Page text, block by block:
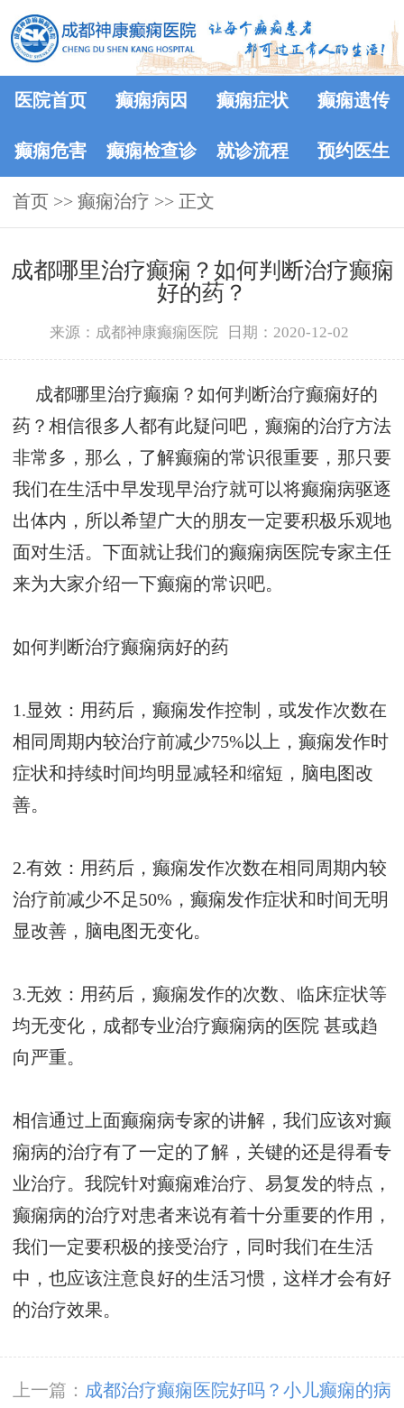
医院首页 癫痫病因 癫痫症状 癫痫遗传
癫痫危害 癫痫检查诊
断
就诊流程 预约医生
首页 >> 癫痫治疗 >> 正文
成都哪里治疗癫痫？如何判断治疗癫痫
好的药？
来源：成都神康癫痫医院 日期：2020-12-02
成都哪里治疗癫痫？如何判断治疗癫痫好的
药？相信很多人都有此疑问吧，癫痫的治疗方法
非常多，那么，了解癫痫的常识很重要，那只要
我们在生活中早发现早治疗就可以将癫痫病驱逐
出体内，所以希望广大的朋友一定要积极乐观地
面对生活。下面就让我们的癫痫病医院专家主任
来为大家介绍一下癫痫的常识吧。
如何判断治疗癫痫病好的药
1.显效：用药后，癫痫发作控制，或发作次数在
相同周期内较治疗前减少75%以上，癫痫发作时
症状和持续时间均明显减轻和缩短，脑电图改
善。
2.有效：用药后，癫痫发作次数在相同周期内较
治疗前减少不足50%，癫痫发作症状和时间无明
显改善，脑电图无变化。
3.无效：用药后，癫痫发作的次数、临床症状等
均无变化， 成都专业治疗癫痫病的医院 甚或趋
向严重。
相信通过上面癫痫病专家的讲解，我们应该对癫
痫病的治疗有了一定的了解，关键的还是得看专
业治疗。我院针对癫痫难治疗、易复发的特点，
癫痫病的治疗对患者来说有着十分重要的作用，
我们一定要积极的接受治疗，同时我们在生活
中，也应该注意良好的生活习惯，这样才会有好
的治疗效果。
上一篇： 成都治疗癫痫医院好吗？小儿癫痫的病